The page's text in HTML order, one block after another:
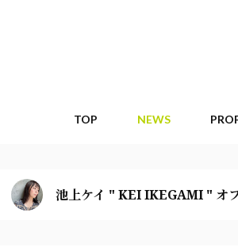
TOP NEWS
池上ケイ " KEI IKEGAMI " オ